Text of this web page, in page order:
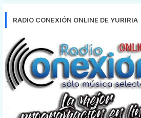
RADIO CONEXIÓN ONLINE DE YURIRIA